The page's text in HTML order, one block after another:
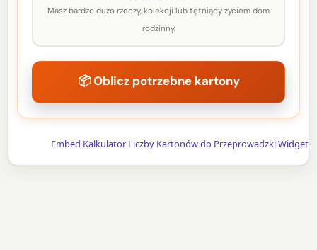
Masz bardzo dużo rzeczy, kolekcji lub tętniący życiem dom
rodzinny.
📦 Oblicz potrzebne kartony
Embed Kalkulator Liczby Kartonów do Przeprowadzki Widget